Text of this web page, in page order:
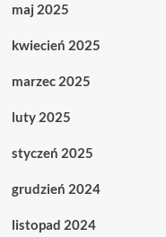
maj 2025
kwiecień 2025
marzec 2025
luty 2025
styczeń 2025
grudzień 2024
listopad 2024